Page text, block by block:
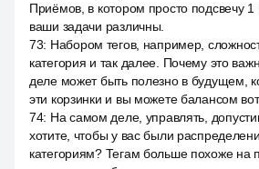
Приёмов, в котором просто подсвечу 1
ваши задачи различны.
73: Набором тегов, например,
категория и так далее. Почему это
деле может быть полезно в будущем,
эти корзинки и вы можете балансом вот
74: На самом деле, управлять,
хотите, чтобы у вас были
категориям? Тегам больше похоже на